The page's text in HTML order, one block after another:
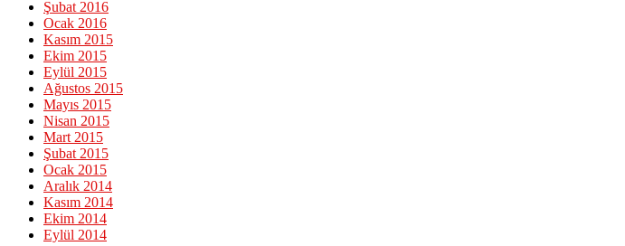
Şubat 2016
Ocak 2016
Kasım 2015
Ekim 2015
Eylül 2015
Ağustos 2015
Mayıs 2015
Nisan 2015
Mart 2015
Şubat 2015
Ocak 2015
Aralık 2014
Kasım 2014
Ekim 2014
Eylül 2014